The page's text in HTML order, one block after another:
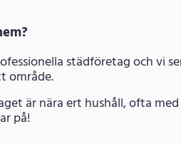
städföretag och vi
område.
är nära ert hushåll, ofta
på!